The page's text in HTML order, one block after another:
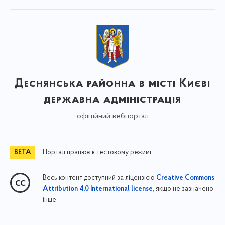
Деснянська районна в місті Києві
державна адміністрація
офіційний вебпортал
Портал працює в тестовому режимі
Весь контент доступний за ліцензією Creative Commons
Attribution 4.0 International license, якщо не зазначено
інше